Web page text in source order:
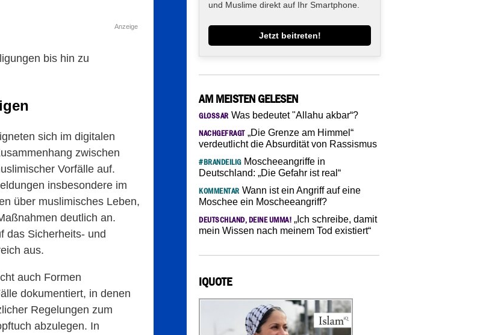
Anzeige
bis hin zu
sich im digitalen
zwischen
Vorfälle auf.
insbesondere im
über muslimisches Leben,
deutlich an.
das Sicherheits- und
aus.
auch Formen
dokumentiert, in denen
Regelungen zum
abzulegen. In
und Muslime direkt auf Ihr Smartphone.
Jetzt beitreten!
AM MEISTEN GELESEN
GLOSSAR Was bedeutet "Allahu akbar“?
NACHGEFRAGT„Die Grenze am Himmel“
verdeutlicht die Absurdität von Rassismus
#BRANDEILIGMoscheeangriffe in
Deutschland: „Die Gefahr ist real“
KOMMENTAR Wann ist ein Angriff auf eine
Moschee ein Moscheeangriff?
DEUTSCHLAND, DEINE UMMA! „Ich schreibe, damit
mein Wissen nach meinem Tod existiert“
IQUOTE